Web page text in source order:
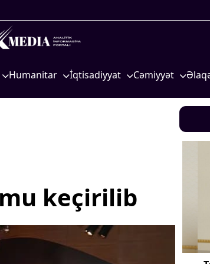
Humanitar
Zəfər Diasporu
İqtisadiyyat
Hərbi sənaye
Telekommunikasiya və
nəqliyyat
Cəmiyyət
Məhkəmə və hüquq
keçirilib